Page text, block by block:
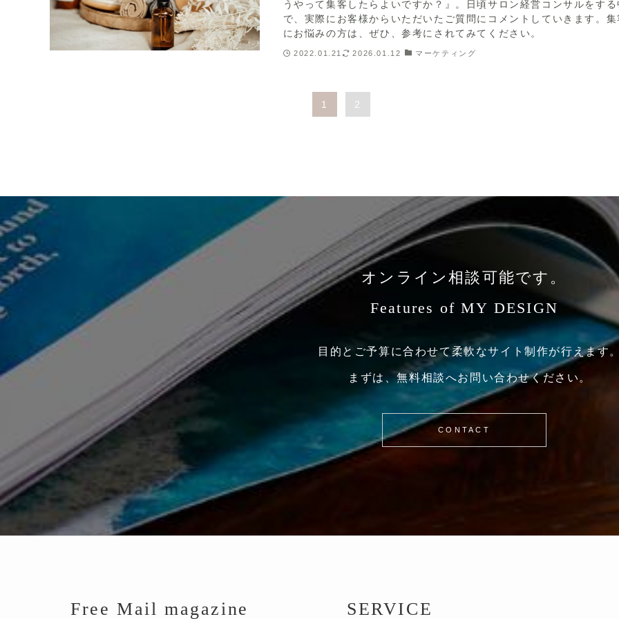
うやって集客したらよいですか？』。日頃サロン経営コンサルをする
で、実際にお客様からいただいたご質問にコメントしていきます。集
にお悩みの方は、ぜひ、参考にされてみてください。
2022.01.21 2026.01.12 マーケティング
1 2
オンライン相談可能です。
Features of MY DESIGN
目的とご予算に合わせて 柔軟なサイト制作が行えます
まずは、無料相談へお問い合わせください。
CONTACT
Free Mail magazine SERVICE